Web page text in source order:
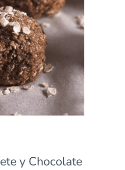
y Chocolate